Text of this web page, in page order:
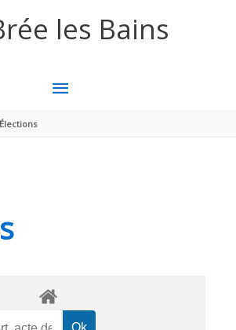
les Bains
MENU
Élections